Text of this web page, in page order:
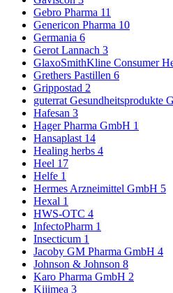
Gebro Pharma 11
Genericon Pharma 10
Germania 6
Gerot Lannach 3
GlaxoSmithKline Consumer
Grethers Pastillen 6
Grippostad 2
guterrat Gesundheitsprodukte
Hafesan 3
Hager Pharma GmbH 1
Hansaplast 14
Healing herbs 4
Heel 17
Helfe 1
Hermes Arzneimittel GmbH 5
Hexal 1
HWS-OTC 4
InfectoPharm 1
Insecticum 1
Jacoby GM Pharma GmbH 4
Johnson & Johnson 8
Karo Pharma GmbH 2
Kijimea 3